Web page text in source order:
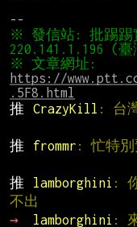
※ 發信站: 批踢
https://
.5F8.html
推
CrazyKill : 台
推
frommr : 忙特別
推
lamborghini :
不出
→
lamborghini :